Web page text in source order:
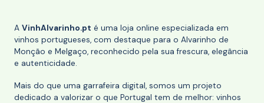
A VinhAlvarinho.pt é uma loja online especializada em
vinhos portugueses, com destaque para o Alvarinho de
Monção e Melgaço, reconhecido pela sua frescura, elegância
e autenticidade.
Mais do que uma garrafeira digital, somos um projeto
dedicado a valorizar o que Portugal tem de melhor: vinhos